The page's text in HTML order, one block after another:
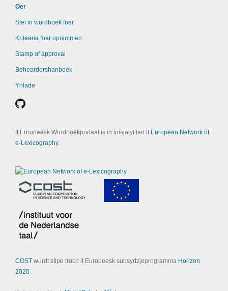
Oer
Stel in wurdboek foar
Kritearia foar opnimmen
Stamp of approval
Beheardershanboek
Ynlade
It Europeesk Wurdboekportaal is in inisjatyf fan it European Network of
e-Lexicography.
COSTwurdt stipe troch it Europeesk subsydzjeprogramma Horizon
2020.